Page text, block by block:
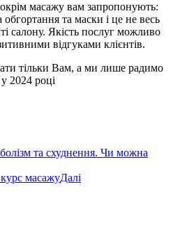
масажу вам запропонують:
та маски і це не весь
салону. Якість послуг можливо
відгуками клієнтів.
тільки Вам, а ми лише радимо
2024 році
та схуднення. Чи можна
масажуДалі